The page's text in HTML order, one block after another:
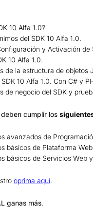
10 Alfa 1.0?
del SDK 10 Alfa 1.0.
y Activación de
10 Alfa 1.0.
de la estructura de objetos
10 Alfa 1.0. Con C# y
de negocio del SDK y
cumplir los
avanzados de
básicos de Plataforma
básicos de Servicios Web
oprima aquí.
ganas más.